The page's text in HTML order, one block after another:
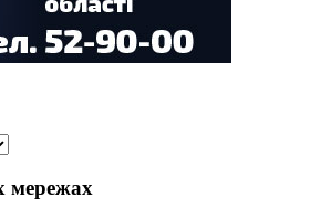
мережах